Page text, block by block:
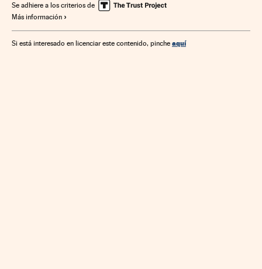
Se adhiere a los criterios de
Más información
Si está interesado en licenciar este contenido, pinche aquí